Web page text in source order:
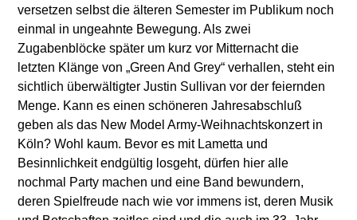
versetzen selbst die älteren Semester im Publikum noch
einmal in ungeahnte Bewegung. Als zwei
Zugabenblöcke später um kurz vor Mitternacht die
letzten Klänge von „Green And Grey“ verhallen, steht ein
sichtlich überwältigter Justin Sullivan vor der feiernden
Menge. Kann es einen schöneren Jahresabschluß
geben als das New Model Army-Weihnachtskonzert in
Köln? Wohl kaum. Bevor es mit Lametta und
Besinnlichkeit endgültig losgeht, dürfen hier alle
nochmal Party machen und eine Band bewundern,
deren Spielfreude nach wie vor immens ist, deren Musik